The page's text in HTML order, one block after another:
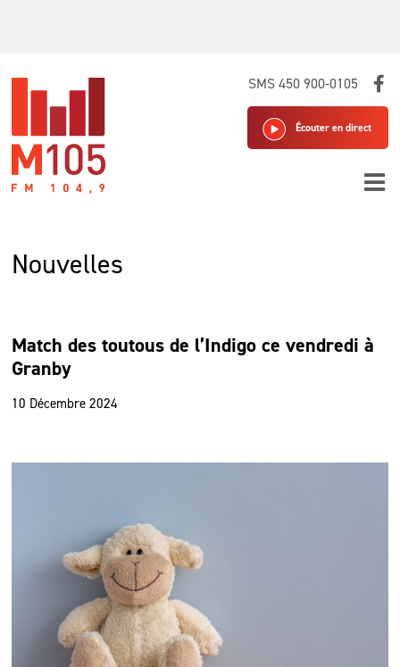
SMS 450 900-0105
Écouter en direct
Nouvelles
Match des toutous de l’Indigo ce vendredi à
Granby
10 Décembre 2024